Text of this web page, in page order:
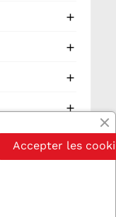




Accepter les